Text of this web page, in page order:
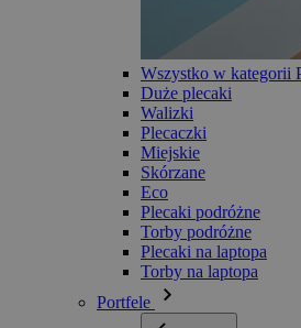
Wszystko w kategorii
Duże plecaki
Walizki
Plecaczki
Miejskie
Skórzane
Eco
Plecaki podróżne
Torby podróżne
Plecaki na laptopa
Torby na laptopa
Portfele